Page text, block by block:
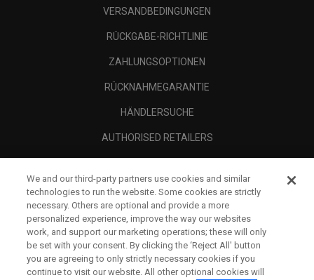
VERSANDBEDINGUNGEN
RÜCKGABE-RICHTLINIE
ZAHLUNGSOPTIONEN
RÜCKNAHMEGARANTIE
HÄNDLERSUCHE
AUTHORISED RETAILERS
UNTERNEHMENSPROFIL
RECHTLICHES-
We and our third-party partners use cookies and similar
technologies to run the website. Some cookies are strictly
necessary. Others are optional and provide a more
personalized experience, improve the way our websites
work, and support our marketing operations; these will only
be set with your consent. By clicking the ‘Reject All' button
you are agreeing to only strictly necessary cookies if you
continue to visit our website. All other optional cookies will